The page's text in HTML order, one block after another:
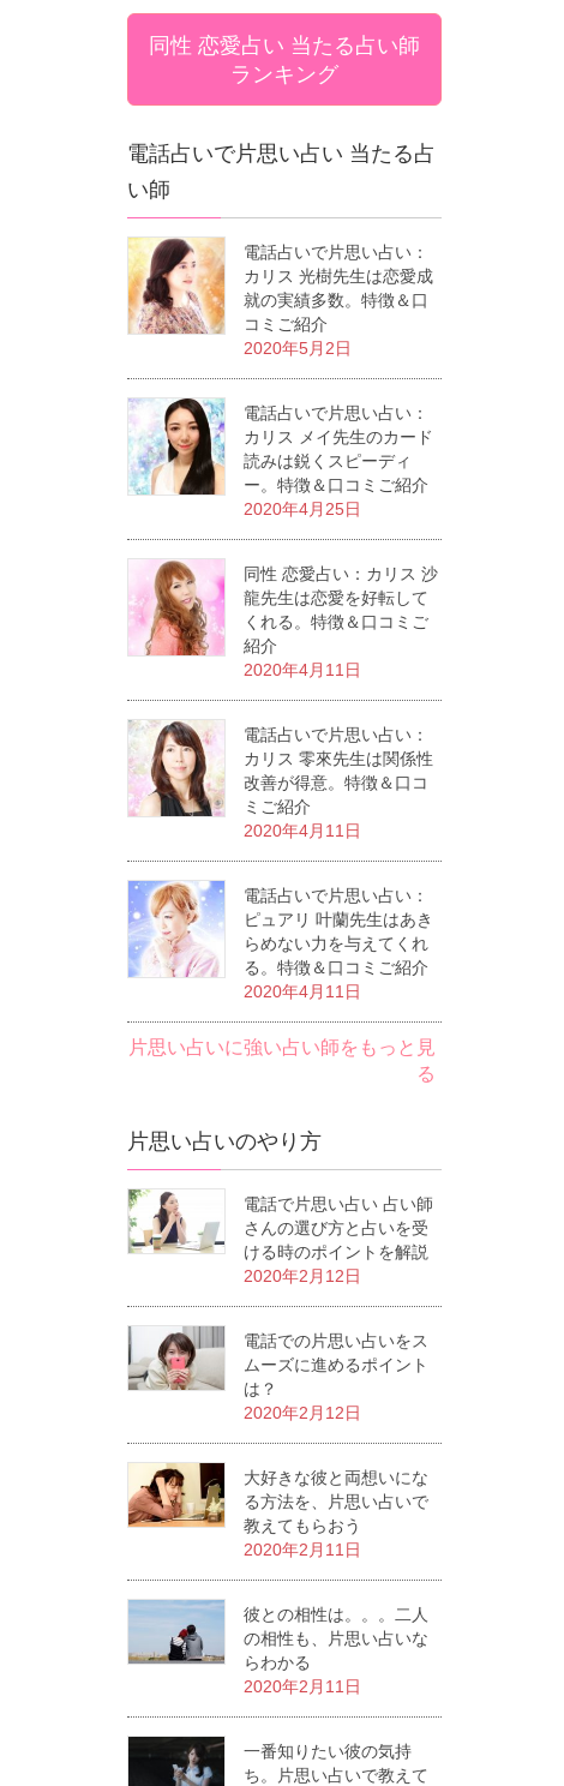
同性 恋愛占い 当たる占い師
ランキング
電話占いで片思い占い 当たる占
い師
電話占いで片思い占い：
カリス 光樹先生は恋愛成
就の実績多数。特徴＆口
コミご紹介
2020年5月2日
電話占いで片思い占い：
カリス メイ先生のカード
読みは鋭くスピーディ
ー。特徴＆口コミご紹介
2020年4月25日
同性 恋愛占い：カリス 沙
龍先生は恋愛を好転して
くれる。特徴＆口コミご
紹介
2020年4月11日
電話占いで片思い占い：
カリス 零來先生は関係性
改善が得意。特徴＆口コ
ミご紹介
2020年4月11日
電話占いで片思い占い：
ピュアリ 叶蘭先生はあき
らめない力を与えてくれ
る。特徴＆口コミご紹介
2020年4月11日
片思い占いに強い占い師をもっと見
る
片思い占いのやり方
電話で片思い占い 占い師
さんの選び方と占いを受
ける時のポイントを解説
2020年2月12日
電話での片思い占いをス
ムーズに進めるポイント
は？
2020年2月12日
大好きな彼と両想いにな
る方法を、片思い占いで
教えてもらおう
2020年2月11日
彼との相性は。。。二人
の相性も、片思い占いな
らわかる
2020年2月11日
一番知りたい彼の気持
ち。片思い占いで教えて